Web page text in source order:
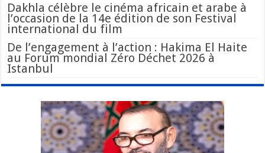
Dakhla célèbre le cinéma africain et arabe à
l’occasion de la 14e édition de son Festival
international du film
De l’engagement à l’action : Hakima El Haite
au Forum mondial Zéro Déchet 2026 à
Istanbul